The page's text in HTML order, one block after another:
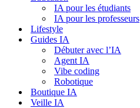
IA pour les étudiants
IA pour les professeurs
Lifestyle
Guides IA
Débuter avec l’IA
Agent IA
Vibe coding
Robotique
Boutique IA
Veille IA